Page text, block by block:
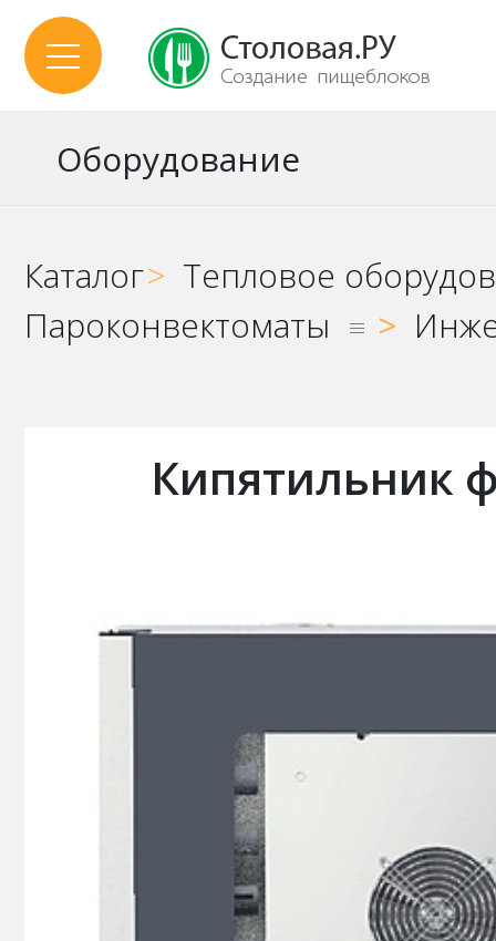
Оборудование
Каталог> Тепловое
Пароконвектоматы
>
Кипятильник